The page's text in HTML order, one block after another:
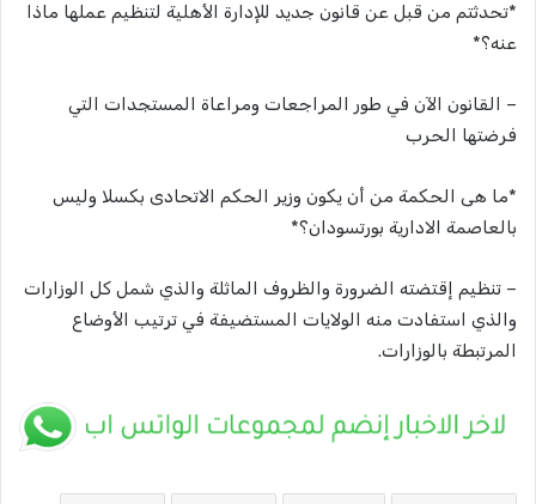
*تحدثتم من قبل عن قانون جديد للإدارة الأهلية لتنظيم عملها ماذا
عنه؟*
– القانون الآن في طور المراجعات ومراعاة المستجدات التي
فرضتها الحرب
*ما هى الحكمة من أن يكون وزير الحكم الاتحادى بكسلا وليس
بالعاصمة الادارية بورتسودان؟*
– تنظيم إقتضته الضرورة والظروف الماثلة والذي شمل كل الوزارات
والذي استفادت منه الولايات المستضيفة في ترتيب الأوضاع
المرتبطة بالوزارات.